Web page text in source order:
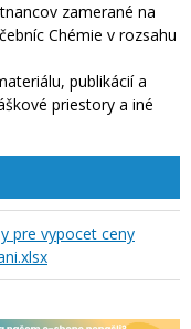
zamerané na
Chémie v rozsahu
publikácií a
priestory a iné
pre vypocet ceny